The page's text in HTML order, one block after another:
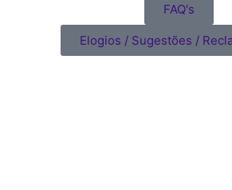
FAQ's
Elogios / Sugestões /